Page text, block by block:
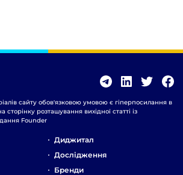
сайту обов'язковою умовою є гіперпосилання в
розташування вихідної статті із
Founder
Диджитал
Дослідження
Бренди